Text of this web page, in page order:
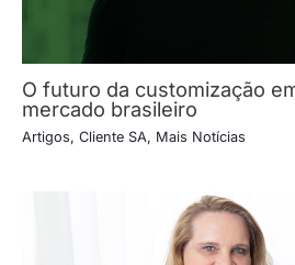
O futuro da customização
mercado brasileiro
Artigos, Cliente SA, Mais Notícias